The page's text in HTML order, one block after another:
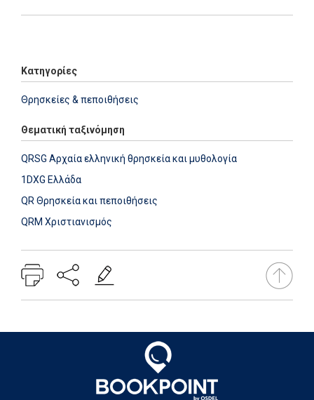
Κατηγορίες
Θρησκείες & πεποιθήσεις
Θεματική ταξινόμηση
QRSG Αρχαία ελληνική θρησκεία και μυθολογία
1DXG Ελλάδα
QR Θρησκεία και πεποιθήσεις
QRM Χριστιανισμός